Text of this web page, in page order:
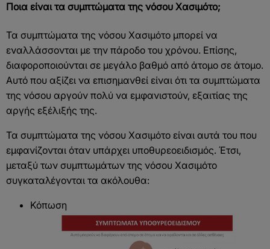
Ποια είναι τα συμπτώματα της νόσου Χασιμότο;
Τα συμπτώματα της νόσου Χασιμότο μπορεί να
εναλλάσσονται με την πάροδο του χρόνου. Επίσης,
διαφοροποιούνται σε μεγάλο βαθμό από άτομο σε άτομο.
Αυτό που αξίζει να επισημανθεί είναι ότι τα συμπτώματα
της νόσου αργούν πολύ να εμφανιστούν, εξαιτίας της
αργής εξέλιξής της.
Τα συμπτώματα της νόσου Χασιμότο είναι αυτά του που
εμφανίζονται όταν υπάρχει υποθυρεοειδισμός. Έτσι,
μεταξύ των συμπτωμάτων της νόσου Χασιμότο
συγκαταλέγονται τα ακόλουθα:
Κόπωση